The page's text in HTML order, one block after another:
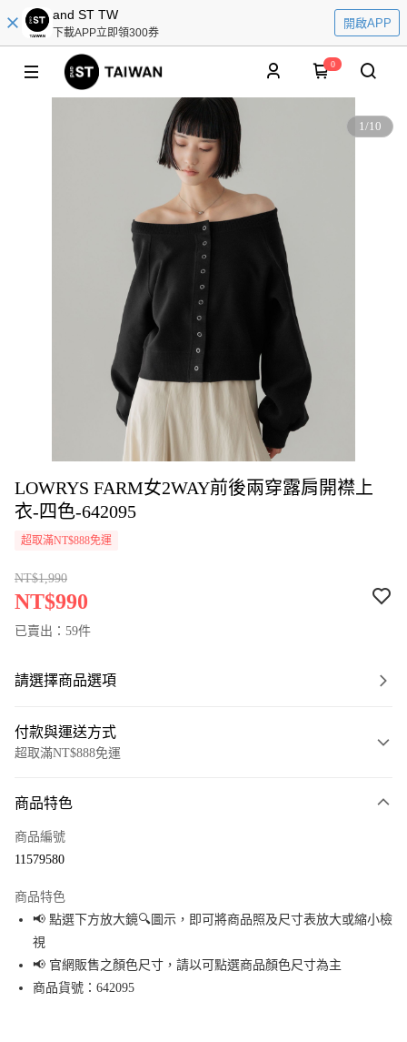
and ST TW
下載APP立即領300券
開啟APP
0
1/10
LOWRYS FARM女2WAY前後兩穿露肩開襟上
衣-四色-642095
超取滿NT$888免運
NT$1,990
NT$990
已賣出：59件
請選擇商品選項
付款與運送方式
超取滿NT$888免運
信用卡一次付款
Apple Pay
街口支付
悠遊付
商品特色
商品編號
11579580
商品特色
📢 點選下方放大鏡🔍圖示，即可將商品照及尺寸表放大或縮小檢
視
📢 官網販售之顏色尺寸，請以可點選商品顏色尺寸為主
商品貨號：642095